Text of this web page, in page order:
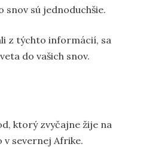
snov sú jednoduchšie.
z týchto informácií, sa
do vašich snov.
ktorý zvyčajne žije na
v severnej Afrike.